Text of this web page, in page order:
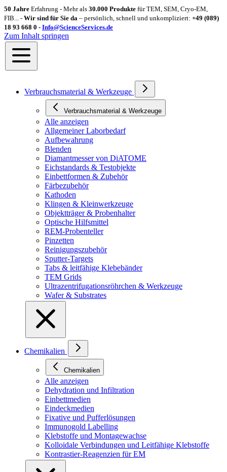
50 Jahre Erfahrung - Mehr als 30.000 Produkte für TEM, SEM, Cryo-EM,
FIB... - Wir sind für Sie da – persönlich, schnell und unkompliziert: +49 (089)
18 93 668 0 - Info@ScienceServices.de
Zum Inhalt springen
Verbrauchsmaterial & Werkzeuge
Verbrauchsmaterial & Werkzeuge
Alle anzeigen
Allgemeiner Laborbedarf
Aufbewahrung
Blenden
Diamantmesser von DiATOME
Eichstandards & Testobjekte
Einbettformen & Zubehör
Färbezubehör
Kathoden
Klingen & Kleinwerkzeuge
Objektträger & Probenhalter
Optische Hilfsmittel
REM-Probenteller
Pinzetten
Reinigungszubehör
Sputter-Targets
Tabs & leitfähige Klebebänder
TEM Grids
Ultrazentrifugationsröhrchen & Werkzeuge
Wafer & Substrates
Chemikalien
Chemikalien
Alle anzeigen
Dehydration und Infiltration
Einbettmedien
Eindeckmedien
Fixative und Pufferlösungen
Immunogold Labelling
Klebstoffe und Montagewachse
Kolloidale Verbindungen und Leitfähige Klebstoffe
Kontrastier-Reagenzien für EM